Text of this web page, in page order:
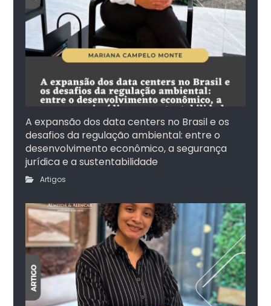
A expansão dos data centers no Brasil e os
desafios da regulação ambiental: entre o
desenvolvimento econômico, a segurança
jurídica e a sustentabilidade
Artigos